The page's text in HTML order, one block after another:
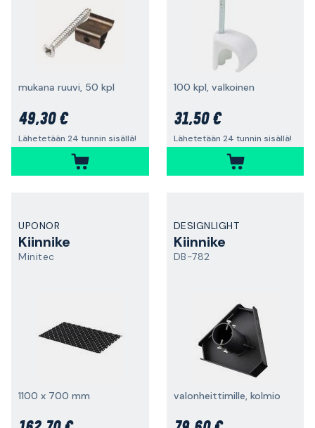
mukana ruuvi, 50 kpl
49,30 €
Lähetetään 24 tunnin sisällä!
100 kpl, valkoinen
31,50 €
Lähetetään 24 tunnin sisällä!
UPONOR
Kiinnike
Minitec
1100 x 700 mm
DESIGNLIGHT
Kiinnike
DB-782
valonheittimille, kolmio